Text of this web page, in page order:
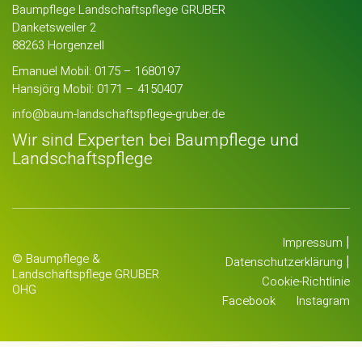
Baumpflege Landschaftspflege GRUBER
Danketsweiler 2
88263 Horgenzell
Emanuel Mobil: 0175 – 1680197
Hansjörg Mobil: 0171 – 4150407
info@baum-landschaftspflege-gruber.de
Wir sind Experten bei Baumpflege und
Landschaftspflege
Impressum |
Datenschutzerklärung |
Cookie-Richtlinie
Facebook
Instagram
© Baumpflege &
Landschaftspflege GRUBER
OHG